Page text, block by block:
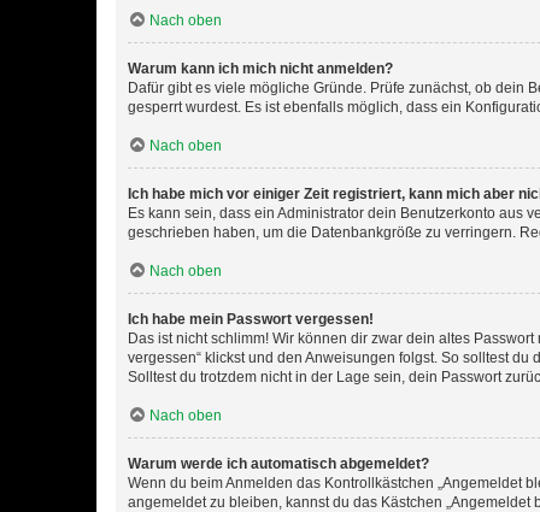
Nach oben
Warum kann ich mich nicht anmelden?
Dafür gibt es viele mögliche Gründe. Prüfe zunächst, ob dein
gesperrt wurdest. Es ist ebenfalls möglich, dass ein
Nach oben
Ich habe mich vor einiger Zeit registriert, kann mich aber
Es kann sein, dass ein Administrator dein Benutzerkonto aus
geschrieben haben, um die Datenbankgröße zu verringern.
Nach oben
Ich habe mein Passwort vergessen!
Das ist nicht schlimm! Wir können dir zwar dein altes
vergessen“ klickst und den Anweisungen folgst. So solltest
Solltest du trotzdem nicht in der Lage sein, dein Passwort
Nach oben
Warum werde ich automatisch abgemeldet?
Wenn du beim Anmelden das Kontrollkästchen „Angemeldet
angemeldet zu bleiben, kannst du das Kästchen